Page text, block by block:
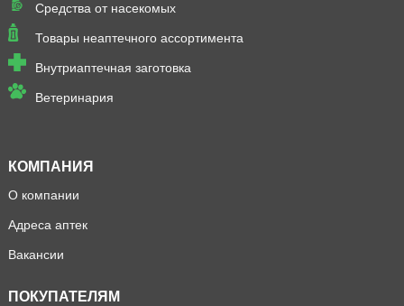
Средства от насекомых
Товары неаптечного ассортимента
Внутриаптечная заготовка
Ветеринария
КОМПАНИЯ
О компании
Адреса аптек
Вакансии
ПОКУПАТЕЛЯМ